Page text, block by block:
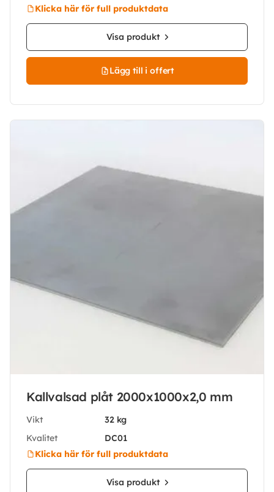
Klicka här för full produktdata
Visa produkt
Lägg till i offert
Kallvalsad plåt 2000x1000x2,0 mm
Vikt
32 kg
Kvalitet
DC01
Klicka här för full produktdata
Visa produkt